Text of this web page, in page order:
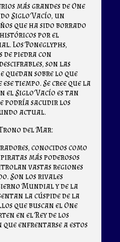
más grandes de One
Siglo Vacío, un
que ha sido borrado
por el
Los Poneglyphs,
de piedra con
son las
quedan sobre lo que
tiempo. Se cree que la
el Siglo Vacío es tan
podría sacudir los
actual.
del Mar:
conocidos como
más poderosos
vastas regiones
Son los rivales
Mundial y de la
la cúspide de la
que buscan el One
en el Rey de los
enfrentarse a estos